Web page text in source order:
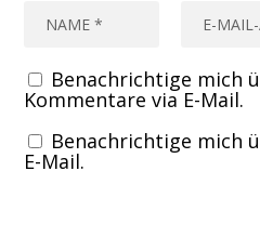
Benachrichtige mich
Kommentare via E-Mail.
Benachrichtige mich
E-Mail.